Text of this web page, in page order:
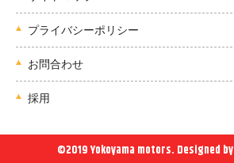
プライバシーポリシー
お問合わせ
採用
©2019 Yokoyama motors. Designed by